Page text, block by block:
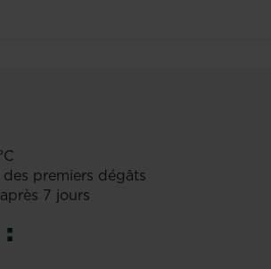
premiers dégâts
7 jours